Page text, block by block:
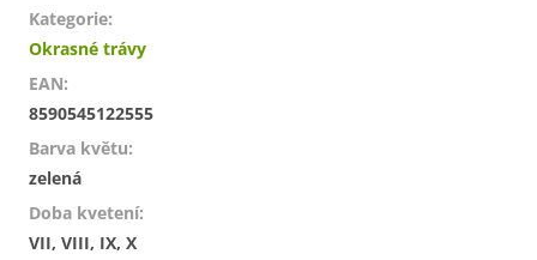
Kategorie:
Okrasné trávy
EAN:
8590545122555
Barva květu:
zelená
Doba kvetení:
VII, VIII, IX, X